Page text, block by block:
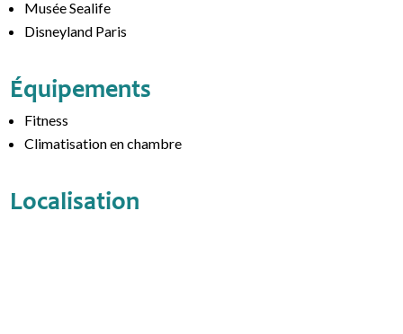
Musée Sealife
Disneyland Paris
Équipements
Fitness
Climatisation en chambre
Localisation